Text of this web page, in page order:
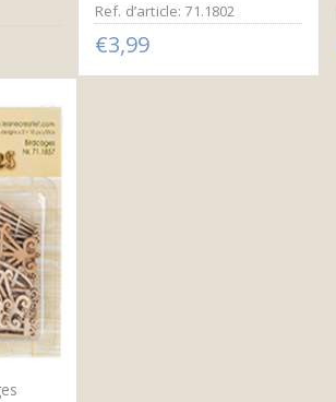
Ref. d’article: 71.1802
€3,99